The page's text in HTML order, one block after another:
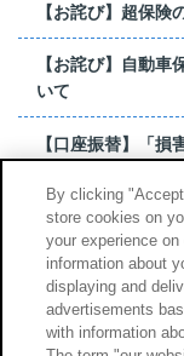
【お詫び】超保
【お詫び】自動
いて
【口座振替】「損
【お詫び】超保険
By clicking
store cookies on
your experience
information about
displaying and
advertisements
with information